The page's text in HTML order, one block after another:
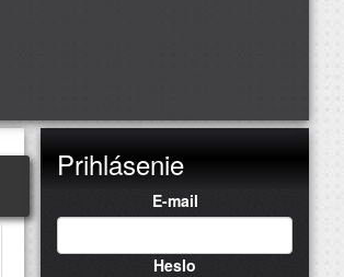
Prihlásenie
E-mail
Heslo